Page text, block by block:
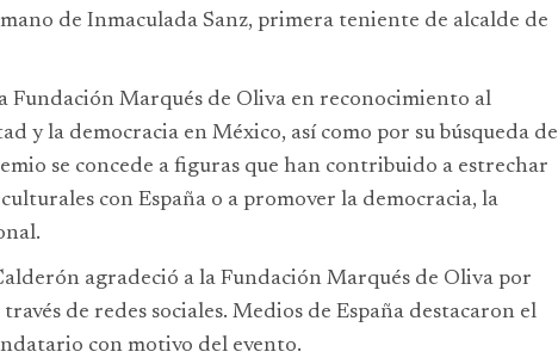
de Inmaculada Sanz, primera teniente de alcalde de
Marqués de Oliva en reconocimiento al
y la democracia en México, así como por su búsqueda de
se concede a figuras que han contribuido a estrechar
con España o a promover la democracia, la
agradeció a la Fundación Marqués de Oliva por
de redes sociales. Medios de España destacaron el
con motivo del evento.